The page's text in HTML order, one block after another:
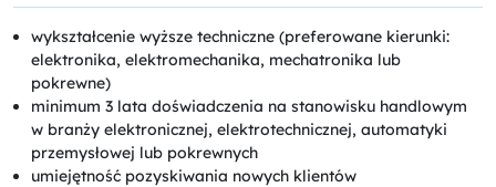
wykształcenie wyższe techniczne (preferowane kierunki:
elektronika, elektromechanika, mechatronika lub
pokrewne)
minimum 3 lata doświadczenia na stanowisku handlowym
w branży elektronicznej, elektrotechnicznej, automatyki
przemysłowej lub pokrewnych
umiejętność pozyskiwania nowych klientów